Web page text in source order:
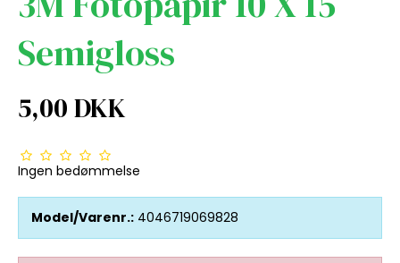
Semigloss
5,00 DKK
Ingen bedømmelse
Model/Varenr.: 4046719069828